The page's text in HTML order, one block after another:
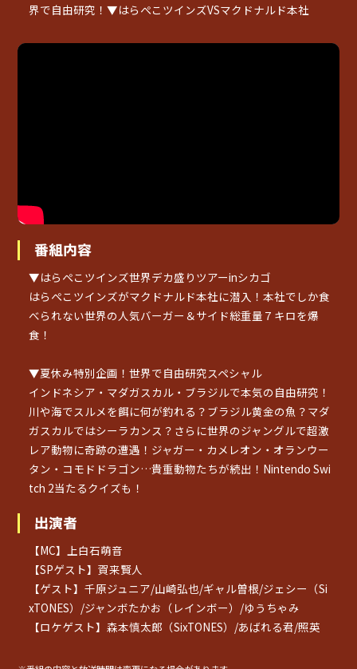
界で自由研究！▼はらぺこツインズVSマクドナルド本社
番組内容
▼はらぺこツインズ世界デカ盛りツアーinシカゴ
はらぺこツインズがマクドナルド本社に潜入！本社でしか食
べられない世界の人気バーガー＆サイド総重量７キロを爆
食！
▼夏休み特別企画！世界で自由研究スペシャル
インドネシア・マダガスカル・ブラジルで本気の自由研究！
川や海でスルメを餌に何が釣れる？ブラジル黄金の魚？マダ
ガスカルではシーラカンス？さらに世界のジャングルで超激
レア動物に奇跡の遭遇！ジャガー・カメレオン・オランウー
タン・コモドドラゴン…貴重動物たちが続出！Nintendo Swi
tch 2当たるクイズも！
出演者
【MC】上白石萌音
【SPゲスト】賀来賢人
【ゲスト】千原ジュニア/山崎弘也/ギャル曽根/ジェシー（Si
xTONES）/ジャンボたかお（レインボー）/ゆうちゃみ
【ロケゲスト】森本慎太郎（SixTONES）/あばれる君/照英